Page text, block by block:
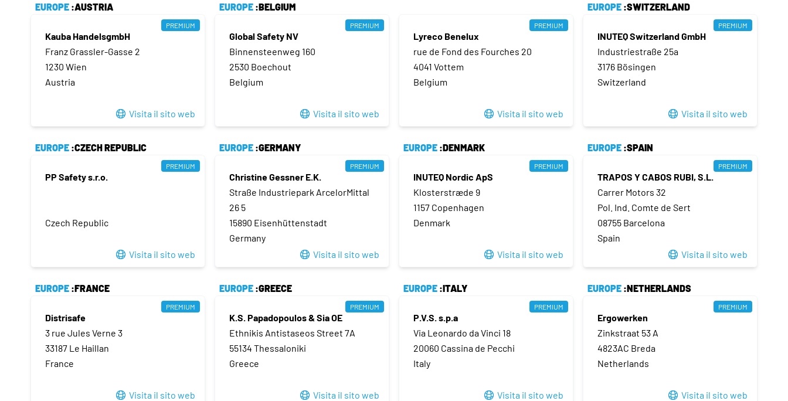
EUROPE :AUSTRIA
PREMIUM
Kauba HandelsgmbH
Franz Grassler-Gasse 2
1230 Wien
Austria
Visita il sito web
EUROPE :BELGIUM
PREMIUM
Global Safety NV
Binnensteenweg 160
2530 Boechout
Belgium
Visita il sito web
PREMIUM
Lyreco Benelux
rue de Fond des Fourches 20
4041 Vottem
Belgium
Visita il sito web
EUROPE :SWITZERLAND
PREMIUM
INUTEQ Switzerland GmbH
Industriestraße 25a
3176 Bösingen
Switzerland
Visita il sito web
EUROPE :CZECH REPUBLIC
PREMIUM
PP Safety s.r.o.
Czech Republic
Visita il sito web
EUROPE :GERMANY
PREMIUM
Christine Gessner E.K.
Straße Industriepark ArcelorMittal
26 5
15890 Eisenhüttenstadt
Germany
Visita il sito web
EUROPE :DENMARK
PREMIUM
INUTEQ Nordic ApS
Klosterstræde 9
1157 Copenhagen
Denmark
Visita il sito web
EUROPE :SPAIN
PREMIUM
TRAPOS Y CABOS RUBI, S.L.
Carrer Motors 32
Pol. Ind. Comte de Sert
08755 Barcelona
Spain
Visita il sito web
EUROPE :FRANCE
PREMIUM
Distrisafe
3 rue Jules Verne 3
33187 Le Haillan
France
Visita il sito web
EUROPE :GREECE
PREMIUM
K.S. Papadopoulos & Sia OE
Ethnikis Antistaseos Street 7A
55134 Thessaloniki
Greece
Visita il sito web
EUROPE :ITALY
PREMIUM
P.V.S. s.p.a
Via Leonardo da Vinci 18
20060 Cassina de Pecchi
Italy
Visita il sito web
EUROPE :NETHERLANDS
PREMIUM
Ergowerken
Zinkstraat 53 A
4823AC Breda
Netherlands
Visita il sito web